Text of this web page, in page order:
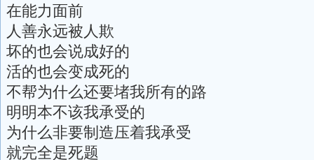
在能力面前
人善永远被人欺
坏的也会说成好的
活的也会变成死的
不帮为什么还要堵我所有的路
明明本不该我承受的
为什么非要制造压着我承受
就完全是死题